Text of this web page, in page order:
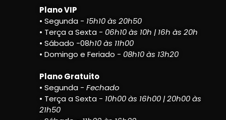
Plano VIP
• Segunda - 15h10 às 20h50
• Terça a Sexta - 06h10 às 10h | 16h às 20h
• Sábado -08h10 às 11h00
• Domingo e Feriado - 08h10 às 13h20
Plano Gratuito
• Segunda - Fechado
• Terça a Sexta - 10h00 às 16h00 | 20h00 às
21h50